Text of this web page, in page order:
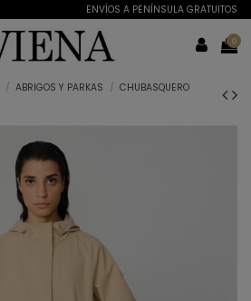
ENVÍOS A PENÍNSULA GRATUITOS
0
ABRIGOS Y PARKAS
CHUBASQUERO